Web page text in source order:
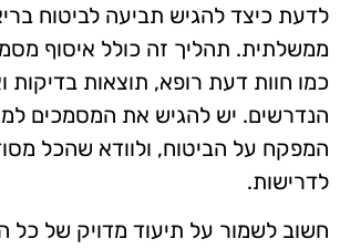
לדעת כיצד להגיש תביעה לביטוח
ממשלתית. תהליך זה כולל איסוף
כמו חוות דעת רופא, תוצאות בדיקות
הנדרשים. יש להגיש את המסמכים
המפקח על הביטוח, ולוודא שהכל
לדרישות.
חשוב לשמור על תיעוד מדויק של כל